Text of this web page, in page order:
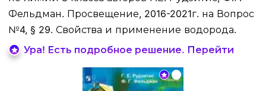
Фельдман. Просвещение, 2016-2021г. на Вопрос
№4, § 29. Свойства и применение водорода.
Ура! Есть подробное решение. Перейти